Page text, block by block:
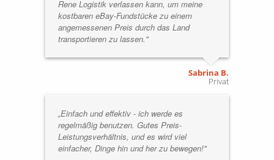
Rene Logistik verlassen kann, um meine
kostbaren eBay-Fundstücke zu einem
angemessenen Preis durch das Land
transportieren zu lassen."
Sabrina B.
Privat
„Einfach und effektiv - ich werde es
regelmäßig benutzen. Gutes Preis-
Leistungsverhältnis, und es wird viel
einfacher, Dinge hin und her zu bewegen!"